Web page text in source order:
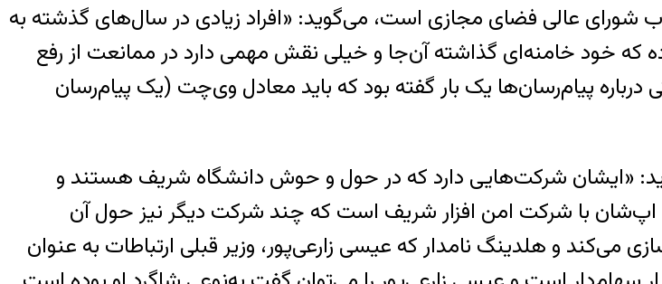
شورای عالی فضای مجازی است، می‌گوید: «افراد زیادی در سال‌های گذشته به
که خود خامنه‌ای گذاشته آن‌جا و خیلی نقش مهمی دارد در ممانعت از رفع
پیام‌رسان‌ها یک بار گفته بود که باید معادل وی‌چت (یک پیام‌رسان
«ایشان شرکت‌هایی دارد که در حول و حوش دانشگاه شریف هستند و
اپ‌شان با شرکت امن افزار شریف است که چند شرکت دیگر نیز حول آن
می‌کند و هلدینگ نامدار که عیسی زارعی‌پور، وزیر قبلی ارتباطات به عنوان